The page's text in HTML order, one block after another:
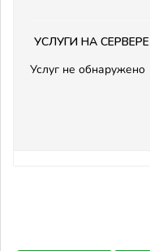
Услуги на сервере
Услуг не обнаружено